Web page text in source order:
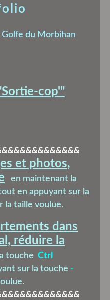
Golfe du Morbihan
cop'"
et photos,
en maintenant la
en appuyant sur la
la taille voulue.
dans
réduire la
touche Ctrl
sur la touche -